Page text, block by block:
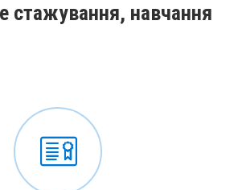
стажування, навчання